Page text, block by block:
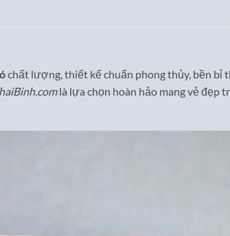
chất lượng, thiết kế chuẩn phong thủy, bền bỉ
là lựa chọn hoàn hảo mang vẻ đẹp